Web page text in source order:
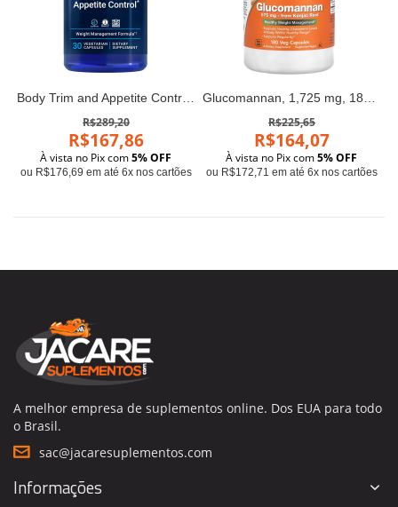
Body Trim and Appetite Control 30 vegetarian capsules Life Extension
R$289,20
R$167,86
À vista no Pix com5% OFF
ou R$176,69 em até 6x nos cartões
Glucomannan, 1,725 mg, 180 Veg Capsules (575 mg Per Capsule)
R$225,65
R$164,07
À vista no Pix com5% OFF
ou R$172,71 em até 6x nos cartões
A melhor empresa de suplementos online. Dos EUA para todo
o Brasil.
sac@jacaresuplementos.com
Informações